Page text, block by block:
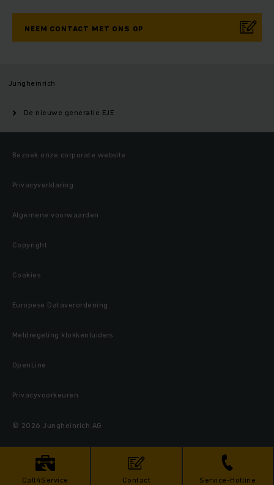
Call4Service Contact Service-Hotline
NEEM CONTACT MET ONS OP
Jungheinrich
De nieuwe generatie EJE
Bezoek onze corporate website
Privacyverklaring
Algemene voorwaarden
Copyright
Cookies
Europese Dataverordening
Meldregeling klokkenluiders
OpenLine
Privacyvoorkeuren
© 2026 Jungheinrich AG